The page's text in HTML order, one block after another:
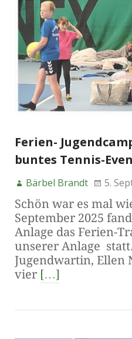
Ferien-
buntes Tennis-
Bärbel Brandt 5.
Schön war es mal
September 2025
Anlage das Ferien-
unserer Anlage
Jugendwartin,
vier […]